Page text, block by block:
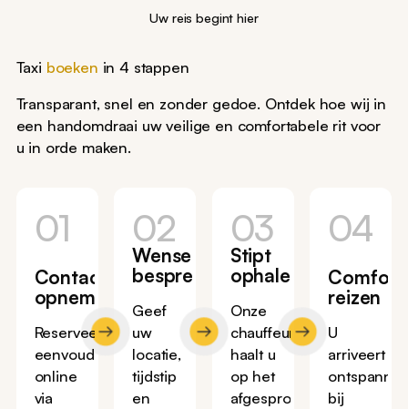
Uw reis begint hier
Taxi boeken in 4 stappen
Transparant, snel en zonder gedoe. Ontdek hoe wij in
een handomdraai uw veilige en comfortabele rit voor
u in orde maken.
01
Contact
opnemen
Reserveer
eenvoudig
online
via
02
Wensen
bespreken
Geef
uw
locatie,
tijdstip
en
03
Stipt
ophalen
Onze
chauffeur
haalt u
op het
afgesproken
04
reizen
U
arriveert
bij